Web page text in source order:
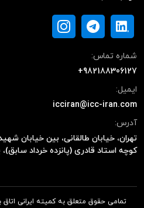
شماره تماس:
+982188306127
ایمیل:
icciran@icc-iran.com
آدرس:
تهران، خیابان طالقانی، بین خیابان
کوچه استاد قادری (پانزده خرداد سابق)، پلاک ۶،
تمامی حقوق متعلق به کمیته ایرانی اتاق